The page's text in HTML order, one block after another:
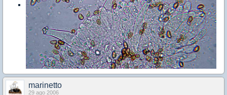
marinetto
29 ago 2006